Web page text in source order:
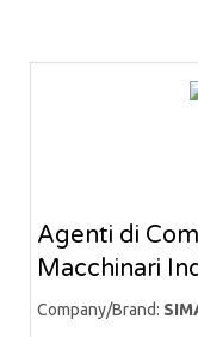
Agenti di
Macchinari
Company/Brand: